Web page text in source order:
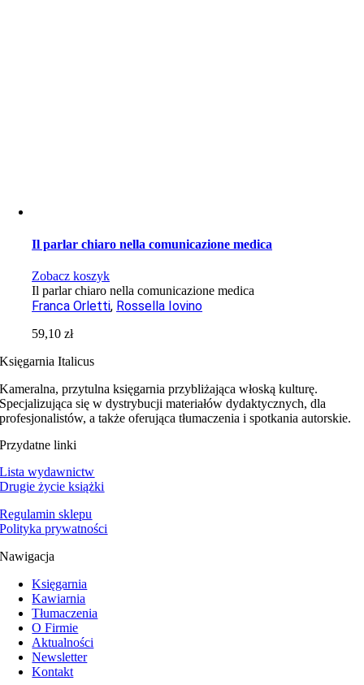
Il parlar chiaro nella comunicazione medica
Zobacz koszyk
Il parlar chiaro nella comunicazione medica
Franca Orletti, Rossella Iovino
59,10zł
Księgarnia Italicus
Kameralna, przytulna księgarnia przybliżająca włoską kulturę.
Specjalizująca się w dystrybucji materiałów dydaktycznych, dla
profesjonalistów, a także oferująca tłumaczenia i spotkania autorskie.
Przydatne linki
Lista wydawnictw
Drugie życie książki
Regulamin sklepu
Polityka prywatności
Nawigacja
Księgarnia
Kawiarnia
Tłumaczenia
O Firmie
Aktualności
Newsletter
Kontakt